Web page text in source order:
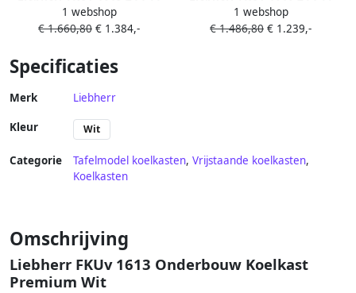
Tafelmodel koelkast zonder
vriesvak Zwart
1 webshop
€ 1.660,80 € 1.384,-
Tafelmodel koelkast zonder
vriesvak Zwart
1 webshop
€ 1.486,80 € 1.239,-
Specificaties
Merk Liebherr
Kleur Wit
Categorie Tafelmodel koelkasten, Vrijstaande koelkasten,
Koelkasten
Omschrijving
Liebherr FKUv 1613 Onderbouw Koelkast
Premium Wit